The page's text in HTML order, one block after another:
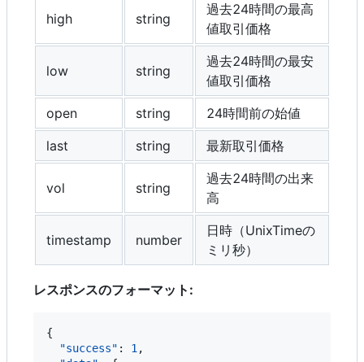
high string
過去24時間の最高
値取引価格
low string
過去24時間の最安
値取引価格
open
string
24時間前の始値
last
string 最新取引価格
vol string
過去24時間の出来
高
timestamp number
日時（UnixTimeの
ミリ秒）
レスポンスのフォーマット:
{
"success" : 1,